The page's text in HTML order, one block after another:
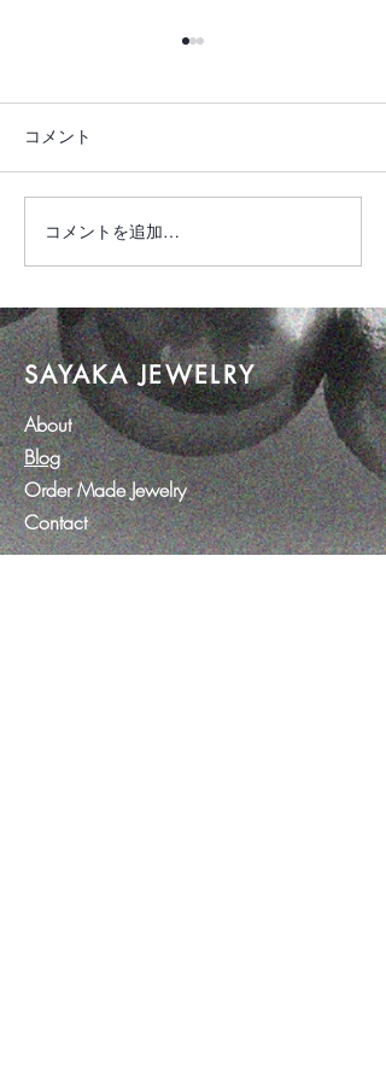
琥珀ジュエリー
コメント
コメントを追加…
SAYAKA JEWELRY
About
Blog
Order Made Jewelry
Contact